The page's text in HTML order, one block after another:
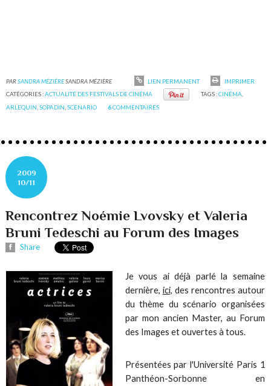
PARSANDRA MÉZIÈRESANDRA MÉZIÈRE LIEN PERMANENT
IMPRIMER
CATÉGORIES :ACTUALITÉ DES FESTIVALS DE CINÉMA TAGS :CINÉMA,
ARLEQUIN,SOPADIN,SCÉNARIO 6COMMENTAIRES
2009
10/11
Rencontrez Noémie Lvovsky et Valeria
Bruni Tedeschi au Forum des Images
Share
Je vous ai déjà parlé la semaine
dernière, ici, des rencontres autour
du thème du scénario organisées
par mon ancien Master, au Forum
des Images et ouvertes à tous.
Présentées par l'Université Paris 1
Panthéon-Sorbonne en